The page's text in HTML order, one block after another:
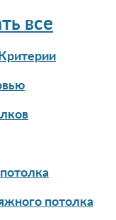
все
потолка